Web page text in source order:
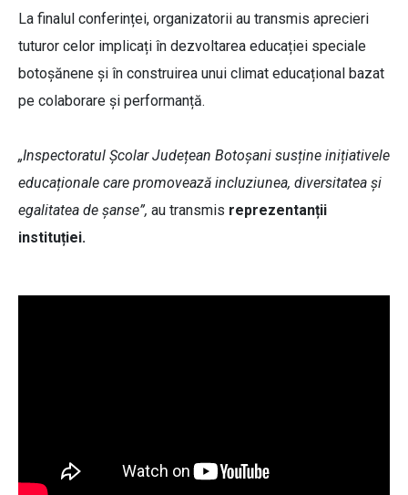
La finalul conferinței, organizatorii au transmis aprecieri
tuturor celor implicați în dezvoltarea educației speciale
botoșănene și în construirea unui climat educațional bazat
pe colaborare și performanță.
„Inspectoratul Școlar Județean Botoșani susține inițiativele
educaționale care promovează incluziunea, diversitatea și
egalitatea de șanse”, au transmis reprezentanții
instituției.